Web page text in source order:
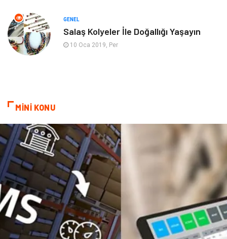
Mobilya
Astroloji
Çadır Yazı Tahtaları
Pet Malzemeleri
GENEL
Salaş Kolyeler İle Doğallığı Yaşayın
10 Oca 2019, Per
MİNİ KONU